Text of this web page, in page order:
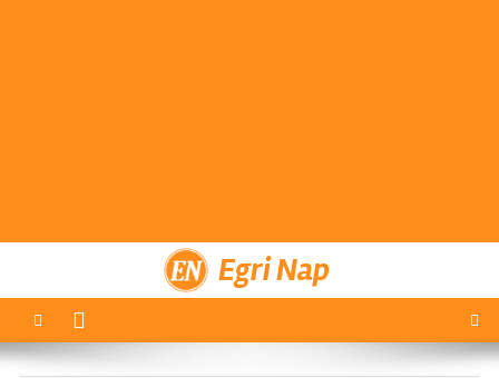
Egri Nap